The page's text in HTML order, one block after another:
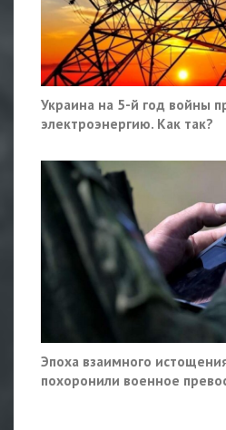
Украина на 5-й год войны
электроэнергию. Как так?
Эпоха взаимного
похоронили военное